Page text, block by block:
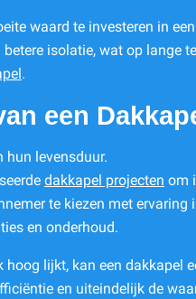
waard te investeren in
isolatie, wat op lange
.
een
hun levensduur.
dakkapel projecten om
te kiezen met
en onderhoud.
lijkt, kan een
en uiteindelijk de